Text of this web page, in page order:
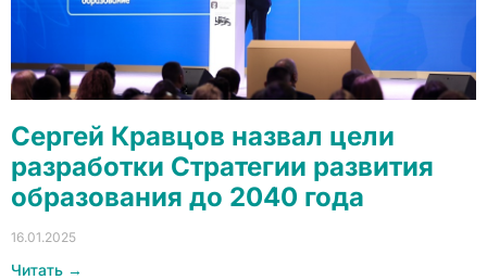
Сергей Кравцов назвал цели
разработки Стратегии развития
образования до 2040 года
16.01.2025
Читать →